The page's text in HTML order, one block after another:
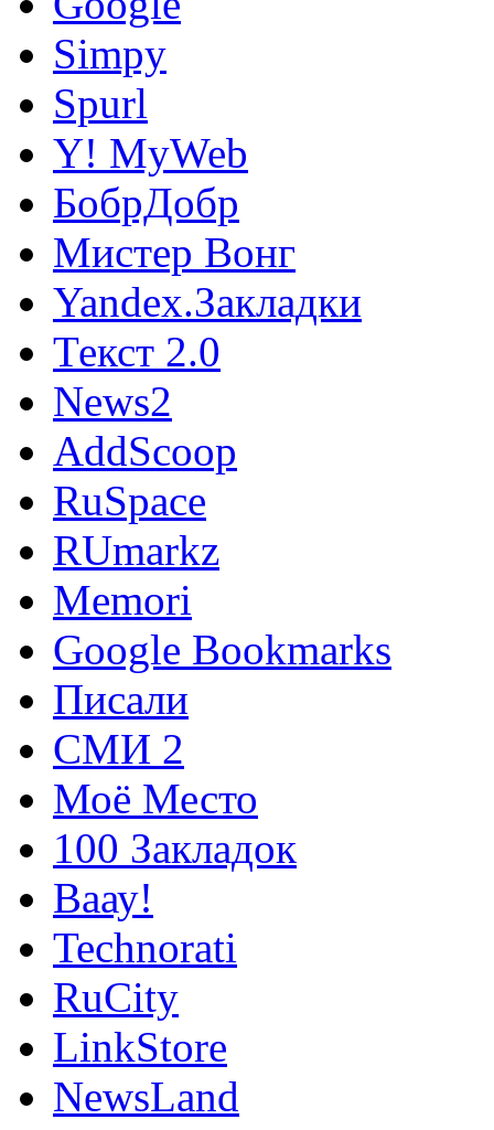
Simpy
Spurl
Y! MyWeb
БобрДобр
Мистер Вонг
Yandex.Закладки
Текст 2.0
News2
AddScoop
RuSpace
RUmarkz
Memori
Google Bookmarks
Писали
СМИ 2
Моё Место
100 Закладок
Ваау!
Technorati
RuCity
LinkStore
NewsLand